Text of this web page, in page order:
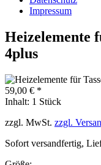
Impressum
Heizelemente
4plus
59,00 € *
Inhalt: 1 Stück
zzgl. MwSt. zzgl.
Sofort versandfertig,